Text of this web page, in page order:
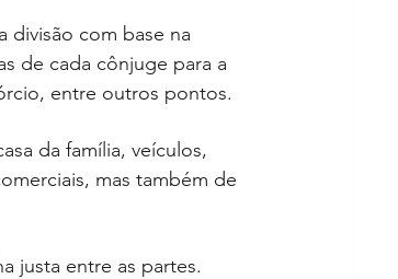
divisão com base na
de cada cônjuge para a
entre outros pontos.
da família, veículos,
mas também de
justa entre as partes.